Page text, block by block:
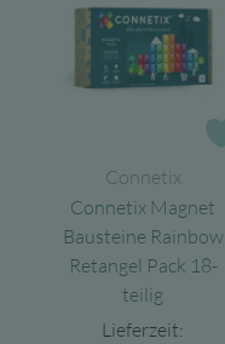
Connetix
Connetix Magnet
Bausteine Rainbow
Retangel Pack 18-
teilig
Lieferzeit: